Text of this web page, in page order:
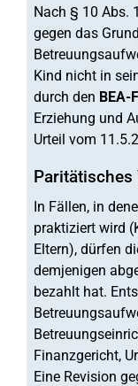
Nach § 10 Abs.
gegen das
Kind nicht in
durch den BEA-
Erziehung und
Urteil vom
Paritätisches
In Fällen, in
praktiziert wird
Eltern), dürfen
demjenigen
bezahlt hat.
Finanzgericht,
Eine Revision